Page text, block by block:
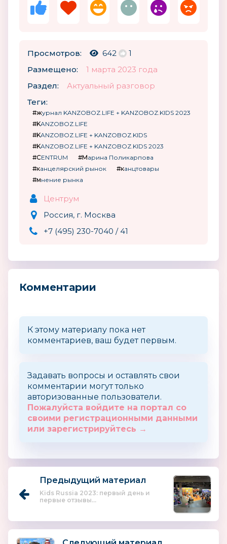
Просмотров: 642
1
Размещено:
1 марта 2023 года
Раздел:
Актуальный разговор
Теги:
#журнал KANZOBOZ.LIFE + KANZOBOZ.KIDS 2023
#KANZOBOZ.LIFE
#KANZOBOZ.LIFE + KANZOBOZ.KIDS
#KANZOBOZ.LIFE + KANZOBOZ.KIDS 2023
#CENTRUM
#Марина Поликарпова
#канцелярский рынок
#канцтовары
#мнение рынка
Центрум
Россия, г. Москва
+7 (495) 230-7040 / 41
Комментарии
К этому материалу пока нет
комментариев, ваш будет первым.
Задавать вопросы и оставлять свои
комментарии могут только
авторизованные пользователи.
Пожалуйста войдите на портал со
своими регистрационными данными
или зарегистрируйтесь →
Предыдущий материал
Kids Russia 2023: первый день и
первые отзывы...